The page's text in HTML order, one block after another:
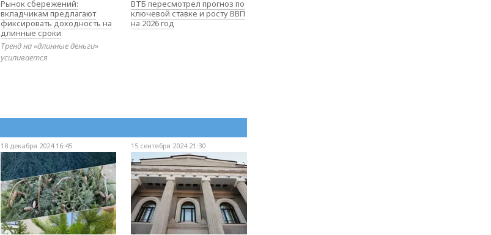
Рынок сбережений:
вкладчикам предлагают
фиксировать доходность на
длинные сроки
Тренд на «длинные деньги»
усиливается
ВТБ пересмотрел прогноз по
ключевой ставке и росту ВВП
на 2026 год
18 декабря 2024 16:45 15 сентября 2024 21:30